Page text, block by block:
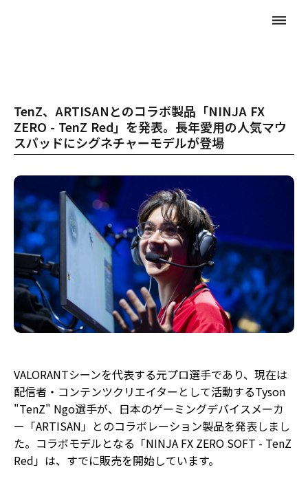
dehaze
TenZ、ARTISANとのコラボ製品「NINJA FX
ZERO - TenZ Red」を発表。長年愛用の人気マウ
スパッドにシグネチャーモデルが登場
VALORANTシーンを代表する元プロ選手であり、現在は
配信者・コンテンツクリエイターとして活動するTyson
"TenZ" Ngo選手が、日本のゲーミングデバイスメーカ
ー「ARTISAN」とのコラボレーション製品を発表しまし
た。コラボモデルとなる「NINJA FX ZERO SOFT - TenZ
Red」は、すでに販売を開始しています。